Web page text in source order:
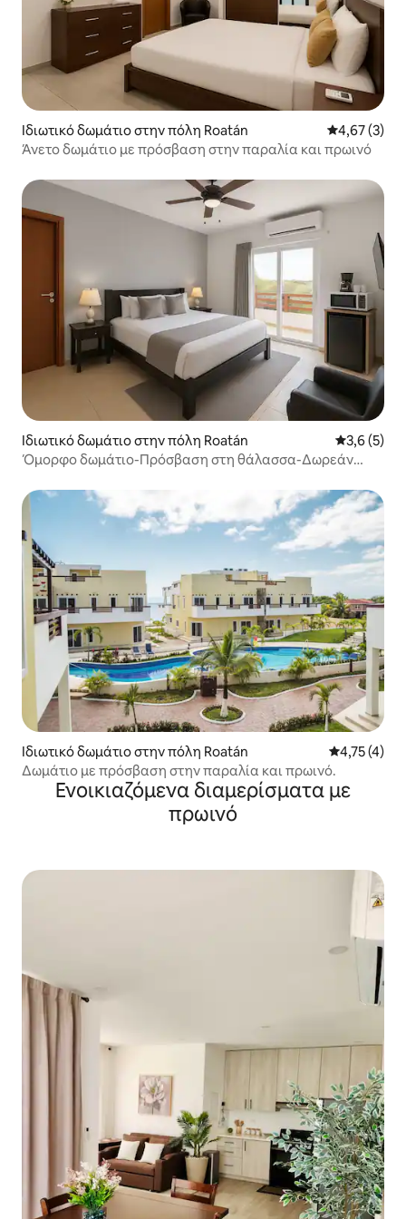
Ιδιωτικό δωμάτιο στην πόλη Roatán Μέση
4,67 (3)
Άνετο δωμάτιο με πρόσβαση στην παραλία και πρωινό
Ιδιωτικό δωμάτιο στην πόλη Roatán Μέση
3,6 (5)
Όμορφο δωμάτιο-Πρόσβαση στη θάλασσα-Δωρεάν
Ιδιωτικό δωμάτιο στην πόλη Roatán Μέση
4,75 (4)
Δωμάτιο με πρόσβαση στην παραλία και πρωινό.
Ενοικιαζόμενα διαμερίσματα με
πρωινό